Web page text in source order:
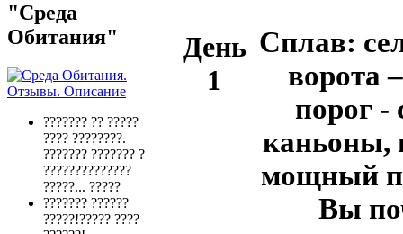
"Среда
Обитания"
??????? ?? ?????
???? ????????.
??????? ??????? ?
??????????????
?????... ?????
??????? ??????
?????!????? ????
День
1
Сплав:
ворота
порог -
каньоны,
мощный
Вы